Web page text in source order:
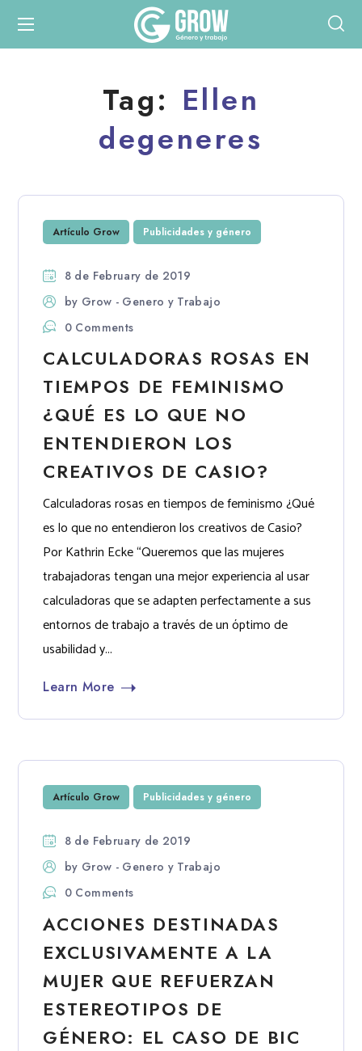
Tag: Ellen
degeneres
Artículo Grow Publicidades y género
8 de February de 2019
by Grow - Genero y Trabajo
0 Comments
CALCULADORAS ROSAS EN
TIEMPOS DE FEMINISMO
¿QUÉ ES LO QUE NO
ENTENDIERON LOS
CREATIVOS DE CASIO?
Calculadoras rosas en tiempos de feminismo ¿Qué
es lo que no entendieron los creativos de Casio?
Por Kathrin Ecke “Queremos que las mujeres
trabajadoras tengan una mejor experiencia al usar
calculadoras que se adapten perfectamente a sus
entornos de trabajo a través de un óptimo de
usabilidad y...
Learn More
Artículo Grow Publicidades y género
8 de February de 2019
by Grow - Genero y Trabajo
0 Comments
ACCIONES DESTINADAS
EXCLUSIVAMENTE A LA
MUJER QUE REFUERZAN
ESTEREOTIPOS DE
GÉNERO: EL CASO DE BIC